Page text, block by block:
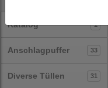
Katalog 1
Anschlagpuffer 33
Diverse Tüllen 31